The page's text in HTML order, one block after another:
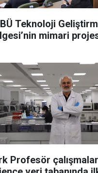
Teknoloji
mimari
Profesör